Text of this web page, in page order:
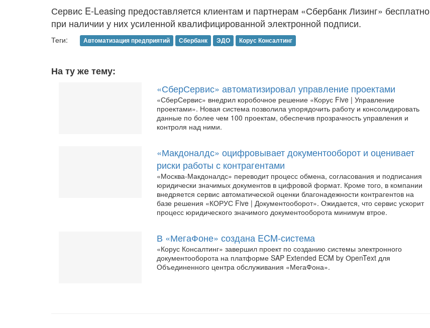
Сервис E-Leasing предоставляется клиентам и партнерам «Сбербанк Лизинг» бесплатно
при наличии у них усиленной квалифицированной электронной подписи.
Теги: Автоматизация предприятий Сбербанк ЭДО Корус Консалтинг
На ту же тему:
«СберСервис» автоматизировал управление проектами
«СберСервис» внедрил коробочное решение «Корус Five | Управление
проектами». Новая система позволила упорядочить работу и консолидировать
данные по более чем 100 проектам, обеспечив прозрачность управления и
контроля над ними.
«Макдоналдс» оцифровывает документооборот и оценивает
риски работы с контрагентами
«Москва-Макдоналдс» переводит процесс обмена, согласования и подписания
юридически значимых документов в цифровой формат. Кроме того, в компании
внедряется сервис автоматической оценки благонадежности контрагентов на
базе решения «КОРУС Five | Документооборот». Ожидается, что сервис ускорит
процесс юридического значимого документооборота минимум втрое.
В «МегаФоне» создана ECM-система
«Корус Консалтинг» завершил проект по созданию системы электронного
документооборота на платформе SAP Extended ECM by ОpenText для
Объединенного центра обслуживания «МегаФона».